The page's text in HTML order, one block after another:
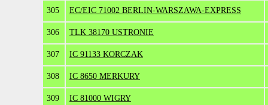
305 EC/EIC 71002 BERLIN-WARSZAWA-EXPRESS
306 TLK 38170 USTRONIE
307 IC 91133 KORCZAK
308 IC 8650 MERKURY
309 IC 81000 WIGRY